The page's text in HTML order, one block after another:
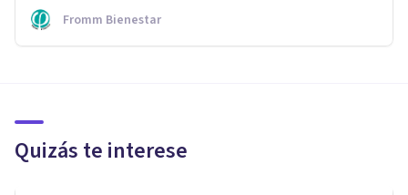
Fromm Bienestar
Quizás te interese